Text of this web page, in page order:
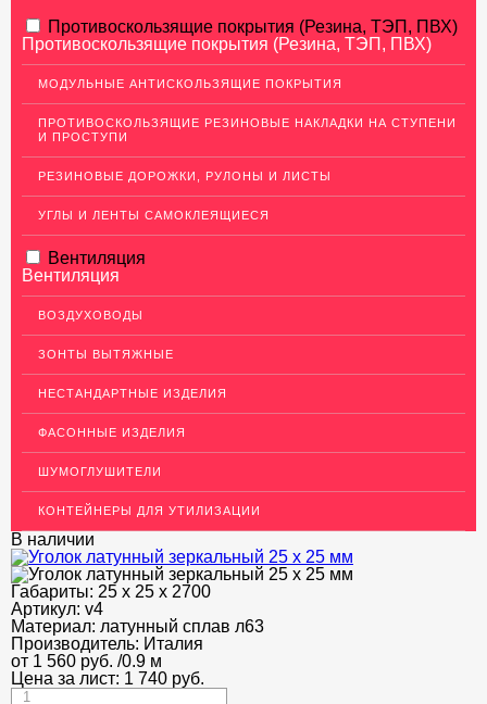
АЛЮМИНИЕВЫЙ ПРОКАТ
НЕРЖАВЕЮЩАЯ СТАЛЬ
МЕДНЫЙ ПРОКАТ
ЛАТУННЫЙ ПРОКАТ
Латунные листы
Уголок латунный
Латунная полоса
Латунный прокат Л63
Сетка латунная
Ковродержатели Латунь
ЭЛЕКТРОДЫ
ДЕКОРАТИВНЫЙ УГОЛОК
МЕТАЛЛИЧЕСКИЕ ПОРОГИ НАПОЛЬНЫЕ (ДЛЯ ПОЛА),
РАСКЛАДКА, ПЛИНТУС
Противоскользящие покрытия (Резина, ТЭП, ПВХ)
Противоскользящие покрытия (Резина, ТЭП, ПВХ)
МОДУЛЬНЫЕ АНТИСКОЛЬЗЯЩИЕ ПОКРЫТИЯ
ПРОТИВОСКОЛЬЗЯЩИЕ РЕЗИНОВЫЕ НАКЛАДКИ НА СТУПЕНИ
И ПРОСТУПИ
РЕЗИНОВЫЕ ДОРОЖКИ, РУЛОНЫ И ЛИСТЫ
УГЛЫ И ЛЕНТЫ САМОКЛЕЯЩИЕСЯ
Вентиляция
Вентиляция
ВОЗДУХОВОДЫ
ЗОНТЫ ВЫТЯЖНЫЕ
НЕСТАНДАРТНЫЕ ИЗДЕЛИЯ
ФАСОННЫЕ ИЗДЕЛИЯ
ШУМОГЛУШИТЕЛИ
КОНТЕЙНЕРЫ ДЛЯ УТИЛИЗАЦИИ
В наличии
Габариты: 25 х 25 х 2700
Артикул: v4
Материал: латунный сплав л63
Производитель: Италия
от 1 560 руб. /0.9 м
Цена за лист: 1 740 руб.